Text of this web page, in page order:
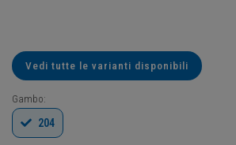
Vedi tutte le varianti disponibili
Gambo:
204